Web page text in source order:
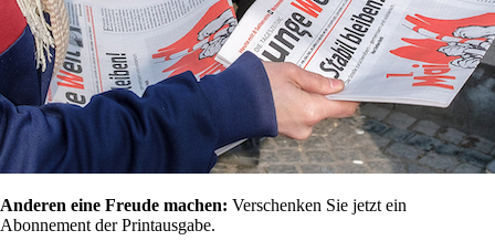
Anderen eine Freude machen: Verschenken Sie jetzt ein
Abonnement der Printausgabe.